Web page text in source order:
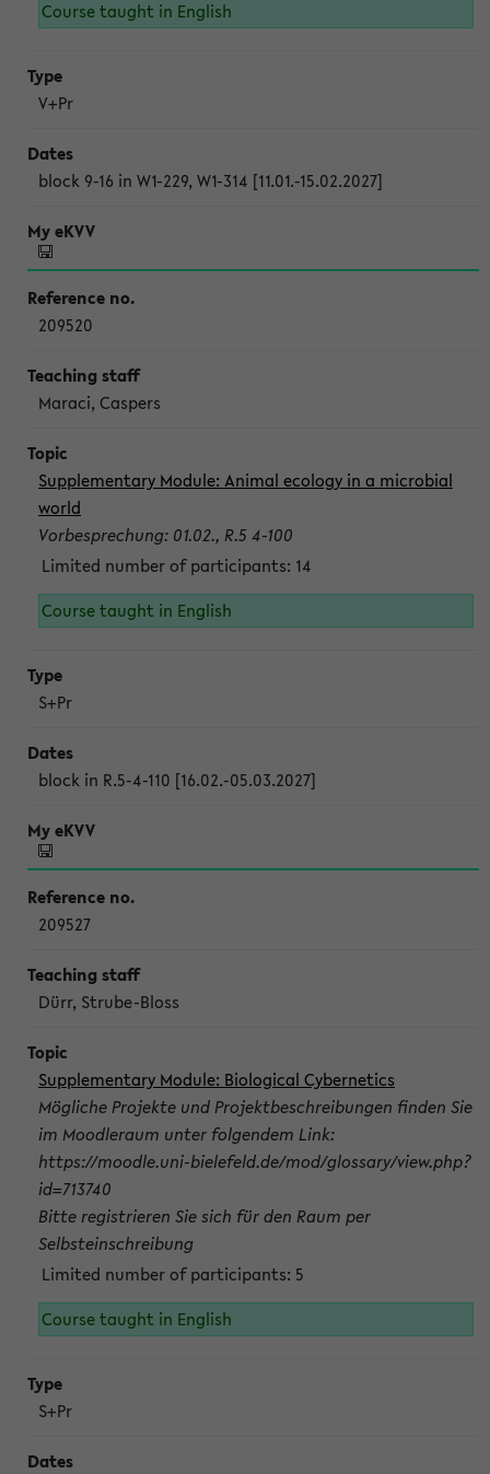
Course taught in English
V+Pr
block 9-16 in W1-229, W1-314 [11.01.-15.02.2027]
209520
Maraci, Caspers
Supplementary Module: Animal ecology in a microbial
world
Vorbesprechung: 01.02., R.5 4-100
Limited number of participants: 14
Course taught in English
S+Pr
block in R.5-4-110 [16.02.-05.03.2027]
209527
Dürr, Strube-Bloss
Supplementary Module: Biological Cybernetics
Mögliche Projekte und Projektbeschreibungen finden Sie
im Moodleraum unter folgendem Link:
https://moodle.uni-bielefeld.de/mod/glossary/view.php?
id=713740
Bitte registrieren Sie sich für den Raum per
Selbsteinschreibung
Limited number of participants: 5
Course taught in English
S+Pr